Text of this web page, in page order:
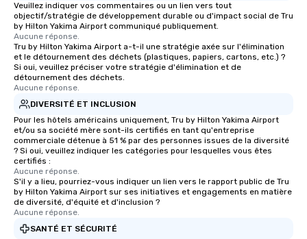
Veuillez indiquer vos commentaires ou un lien vers tout
objectif/stratégie de développement durable ou d'impact social de Tru
by Hilton Yakima Airport communiqué publiquement.
Aucune réponse.
Tru by Hilton Yakima Airport a-t-il une stratégie axée sur l'élimination
et le détournement des déchets (plastiques, papiers, cartons, etc.) ?
Si oui, veuillez préciser votre stratégie d'élimination et de
détournement des déchets.
Aucune réponse.
DIVERSITÉ ET INCLUSION
Pour les hôtels américains uniquement, Tru by Hilton Yakima Airport
et/ou sa société mère sont-ils certifiés en tant qu'entreprise
commerciale détenue à 51 % par des personnes issues de la diversité
? Si oui, veuillez indiquer les catégories pour lesquelles vous êtes
certifiés :
Aucune réponse.
S'il y a lieu, pourriez-vous indiquer un lien vers le rapport public de Tru
by Hilton Yakima Airport sur ses initiatives et engagements en matière
de diversité, d'équité et d'inclusion ?
Aucune réponse.
SANTÉ ET SÉCURITÉ